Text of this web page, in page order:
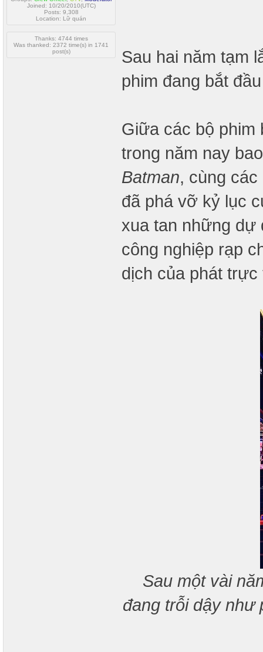
Joined: 10/20/2010(UTC)
Posts: 9,308
Location: Lữ quán
Thanks: 4744 times
Was thanked: 2372 time(s) in 1741
post(s)
Sau hai năm tạm
phim đang bắt
Giữa các bộ phim
trong năm nay
Batman, cùng
đã phá vỡ kỷ lục
xua tan những dự
công nghiệp rạp
dịch của phát trực
Sau một vài
đang trỗi dậy như